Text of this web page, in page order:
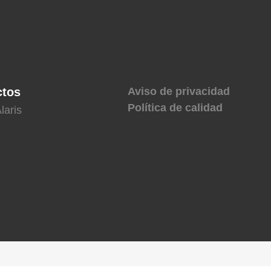
Aviso de privacidad
Política de calidad